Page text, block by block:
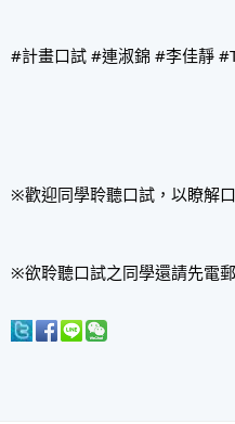
#計畫口試 #連淑錦 #李佳靜
※歡迎同學聆聽口試，以瞭解
※欲聆聽口試之同學還請先電